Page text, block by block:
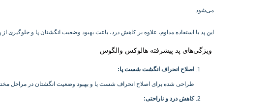
می‌شود.
این پد با استفاده مداوم، علاوه بر کاهش درد، باعث بهبود وضعیت انگشتان پا و
ویژگی‌های پد پیشرفته هالوکس والگوس
اصلاح انحراف انگشت شست پا:
طراحی شده برای اصلاح انحراف شست پا و بهبود وضعیت انگشتان در مراحل
کاهش درد و ناراحتی: